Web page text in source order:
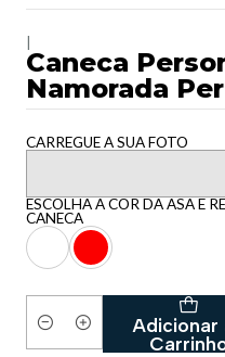
Caneca
Namorada
CARREGUE A SUA FOTO
ESCOLHA A COR DA ASA E
CANECA
Quantidade
Adicionar